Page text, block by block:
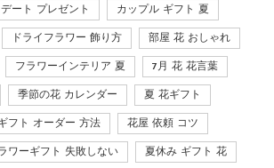
ート プレゼント カップル ギフト 夏
ドライフラワー 飾り方 部屋 花 おしゃれ
フラワーインテリア 夏 7月 花 花言葉
季節の花 カレンダー 夏 花ギフト
フト オーダー 方法 花屋 依頼 コツ
ワーギフト 失敗しない 夏休み ギフト 花